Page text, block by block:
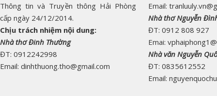
Thông tin và Truyền thông Hải Phòng
cấp ngày 24/12/2014.
Chịu trách nhiệm nội dung:
Nhà thơ Đinh Thường
ĐT: 0912242998
Email: dinhthuong.tho@gmail.com
Email:
Nhà thơ Nguyễn
ĐT: 0912 808 927
Emai:
Nhà văn Nguyễn
ĐT: 0835612552
Email: